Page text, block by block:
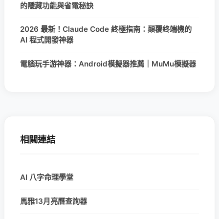
的隱藏功能與省電秘訣
2026 最新！Claude Code 終極指南：顛覆終端機的
AI 程式開發神器
電腦玩手游神器：Android模擬器推薦｜MuMu模擬器
相關連結
AI 八字命理學堂
馬雅13月亮曆查詢器